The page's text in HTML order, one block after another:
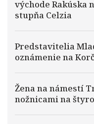
východe Rakúska
stupňa Celzia
Predstavitelia
oznámenie na
Žena na námestí
nožnicami na